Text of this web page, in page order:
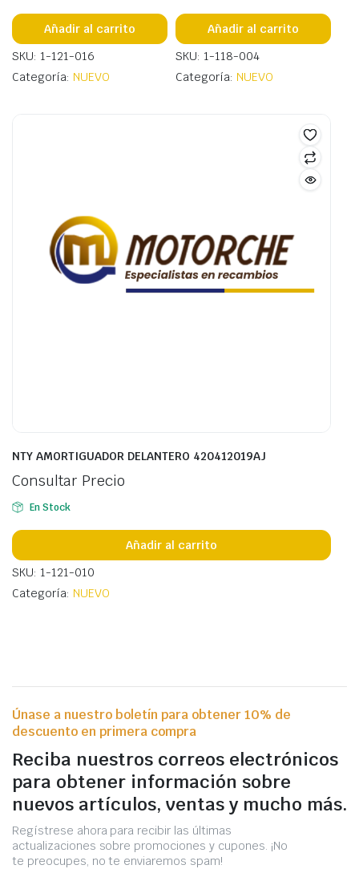
Añadir al carrito
SKU: 1-121-016
Categoría: NUEVO
Añadir al carrito
SKU: 1-118-004
Categoría: NUEVO
NTY AMORTIGUADOR DELANTERO 420412019AJ
Consultar Precio
En Stock
Añadir al carrito
SKU: 1-121-010
Categoría: NUEVO
Únase a nuestro boletín para obtener 10% de
descuento en primera compra
Reciba nuestros correos electrónicos
para obtener información sobre
nuevos artículos, ventas y mucho más.
Regístrese ahora para recibir las últimas
actualizaciones sobre promociones y cupones. ¡No
te preocupes, no te enviaremos spam!